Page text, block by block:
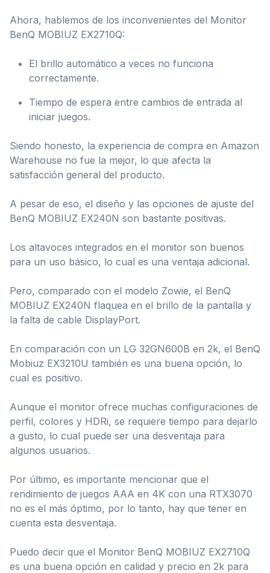
Ahora, hablemos de los inconvenientes del Monitor
BenQ MOBIUZ EX2710Q:
El brillo automático a veces no funciona
correctamente.
Tiempo de espera entre cambios de entrada al
iniciar juegos.
Siendo honesto, la experiencia de compra en Amazon
Warehouse no fue la mejor, lo que afecta la
satisfacción general del producto.
A pesar de eso, el diseño y las opciones de ajuste del
BenQ MOBIUZ EX240N son bastante positivas.
Los altavoces integrados en el monitor son buenos
para un uso básico, lo cual es una ventaja adicional.
Pero, comparado con el modelo Zowie, el BenQ
MOBIUZ EX240N flaquea en el brillo de la pantalla y
la falta de cable DisplayPort.
En comparación con un LG 32GN600B en 2k, el BenQ
Mobiuz EX3210U también es una buena opción, lo
cual es positivo.
Aunque el monitor ofrece muchas configuraciones de
perfil, colores y HDRi, se requiere tiempo para dejarlo
a gusto, lo cual puede ser una desventaja para
algunos usuarios.
Por último, es importante mencionar que el
rendimiento de juegos AAA en 4K con una RTX3070
no es el más óptimo, por lo tanto, hay que tener en
cuenta esta desventaja.
Puedo decir que el Monitor BenQ MOBIUZ EX2710Q
es una buena opción en calidad y precio en 2k para